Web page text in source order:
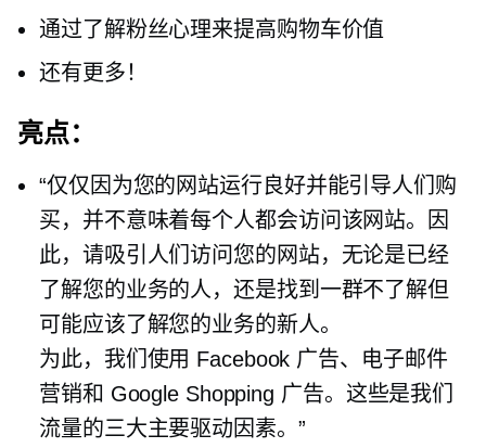
通过了解粉丝心理来提高购物车价值
还有更多！
亮点：
“仅仅因为您的网站运行良好并能引导人们购
买，并不意味着每个人都会访问该网站。因
此，请吸引人们访问您的网站，无论是已经
了解您的业务的人，还是找到一群不了解但
可能应该了解您的业务的新人。
为此，我们使用 Facebook 广告、电子邮件
营销和 Google Shopping 广告。这些是我们
流量的三大主要驱动因素。”